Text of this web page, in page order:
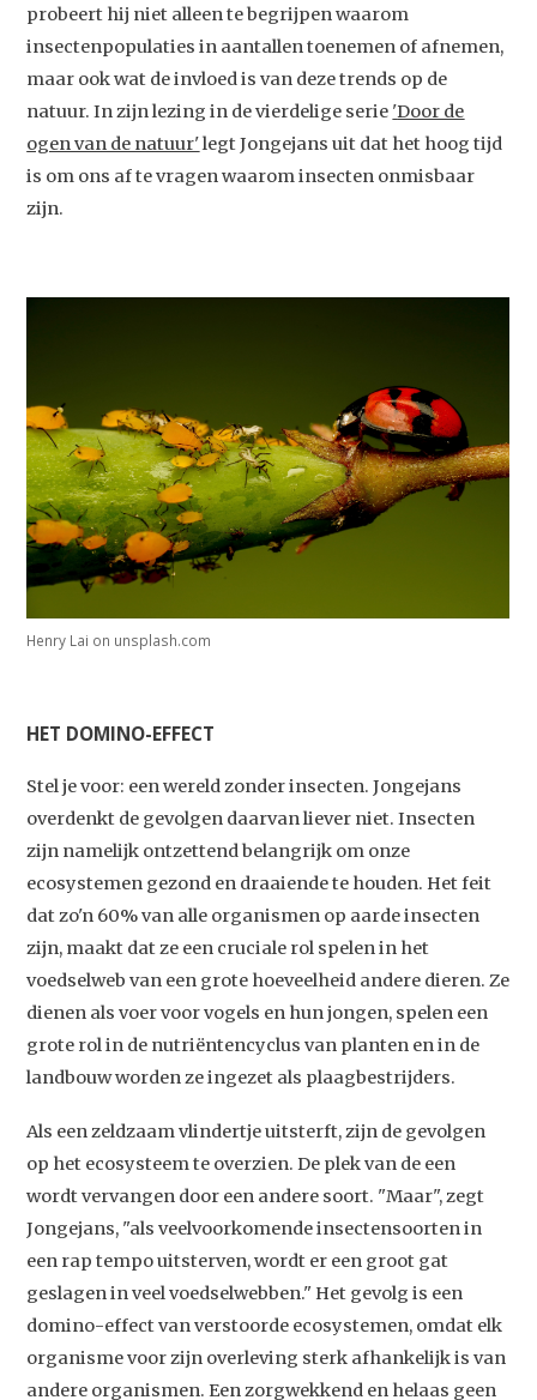
probeert hij niet alleen te begrijpen waarom
insectenpopulaties in aantallen toenemen of afnemen,
maar ook wat de invloed is van deze trends op de
natuur. In zijn lezing in de vierdelige serie 'Door de
ogen van de natuur'legt Jongejans uit dat het hoog tijd
is om ons af te vragen waarom insecten onmisbaar
zijn.
Henry Lai on unsplash.com
HET DOMINO-EFFECT
Stel je voor: een wereld zonder insecten. Jongejans
overdenkt de gevolgen daarvan liever niet. Insecten
zijn namelijk ontzettend belangrijk om onze
ecosystemen gezond en draaiende te houden. Het feit
dat zo'n 60% van alle organismen op aarde insecten
zijn, maakt dat ze een cruciale rol spelen in het
voedselweb van een grote hoeveelheid andere dieren. Ze
dienen als voer voor vogels en hun jongen, spelen een
grote rol in de nutriëntencyclus van planten en in de
landbouw worden ze ingezet als plaagbestrijders.
Als een zeldzaam vlindertje uitsterft, zijn de gevolgen
op het ecosysteem te overzien. De plek van de een
wordt vervangen door een andere soort. "Maar", zegt
Jongejans, "als veelvoorkomende insectensoorten in
een rap tempo uitsterven, wordt er een groot gat
geslagen in veel voedselwebben." Het gevolg is een
domino-effect van verstoorde ecosystemen, omdat elk
organisme voor zijn overleving sterk afhankelijk is van
andere organismen. Een zorgwekkend en helaas geen